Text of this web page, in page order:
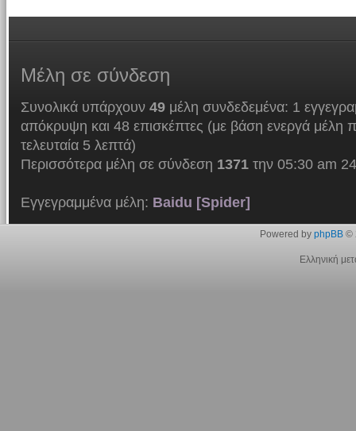
Μέλη σε σύνδεση
Συνολικά υπάρχουν 49μέλη συνδεδεμένα: 1
απόκρυψη και 48 επισκέπτες (με βάση ενεργά μέλη
τελευταία 5 λεπτά)
Περισσότερα μέλη σε σύνδεση 1371την 05:30 am
Εγγεγραμμένα μέλη: Baidu [Spider]
Powered by phpBB©
Ελληνική